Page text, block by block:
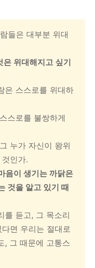
들은 대부분 위대
위대해지고 싶기
은 스스로를 위대하
스로를 불쌍하게
누가 자신이 왕위
인가.
음이 생기는 까닭은
것을 알고 있기 때
를 듣고, 그 목소리
면 우리는 절대로
, 그 때문에 고통스